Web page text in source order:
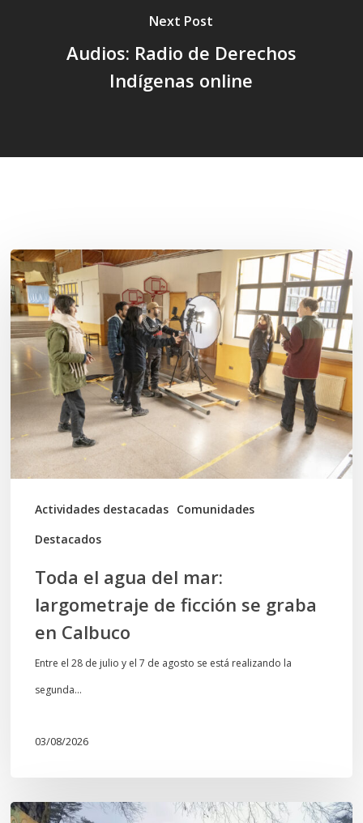
Next Post
Audios: Radio de Derechos
Indígenas online
Actividades destacadas Comunidades
Destacados
Toda
el
agua
del
mar:
largometraje
de
ficción
se
graba
Toda el agua del mar:
largometraje de ficción se graba
en Calbuco
Entre el 28 de julio y el 7 de agosto se está realizando la
segunda…
03/08/2026
En